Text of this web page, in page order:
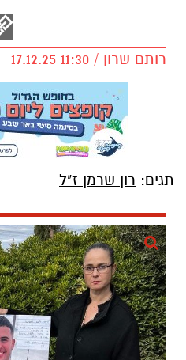
רותם שרון / 11:30 17.12.25
רון שרמן ז"ל